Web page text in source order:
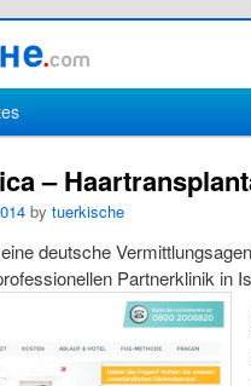
wechseln
–
by tuerkische
deutsche
Partnerklinik in